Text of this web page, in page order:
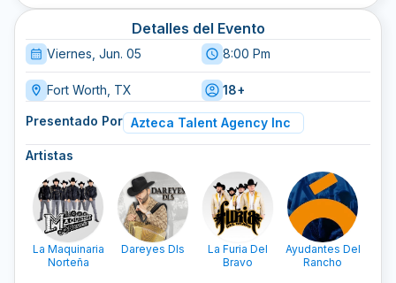
Detalles del Evento
Viernes, Jun. 05 8:00 Pm
Fort Worth, TX 18+
Presentado Por Azteca Talent Agency Inc
Artistas
La Maquinaria
Norteña
Dareyes Dls
La Furia Del
Bravo
Ayudantes Del
Rancho